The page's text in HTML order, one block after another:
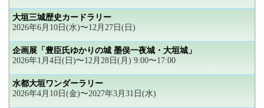
大垣三城歴史カードラリー
2026年6月10日(水)〜12月27日(日)
企画展「豊臣氏ゆかりの城 墨俣一夜城・大垣城」
2026年1月4日(日)〜12月28日(月) 9:00〜17:00
水都大垣ワンダーラリー
2026年4月10日(金)〜2027年3月31日(水)